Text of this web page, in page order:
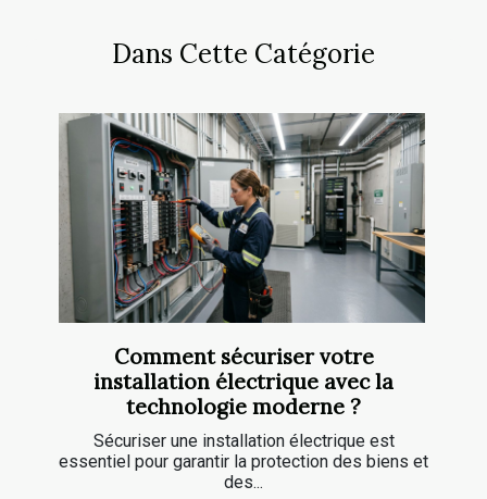
Dans Cette Catégorie
Comment sécuriser votre
installation électrique avec la
technologie moderne ?
Sécuriser une installation électrique est
essentiel pour garantir la protection des biens et
des...